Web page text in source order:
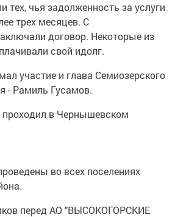
тех, чья задолженность за услуги
трех месяцев. С
договор. Некоторые из
свой идолг.
участие и глава Семиозерского
- Рамиль Гусамов.
в Чернышевском
во всех поселениях
перед АО "ВЫСОКОГОРСКИЕ